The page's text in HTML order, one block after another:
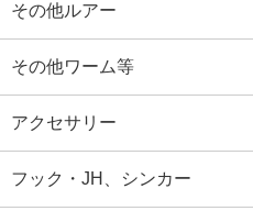
その他ルアー
その他ワーム等
アクセサリー
フック・JH、シンカー